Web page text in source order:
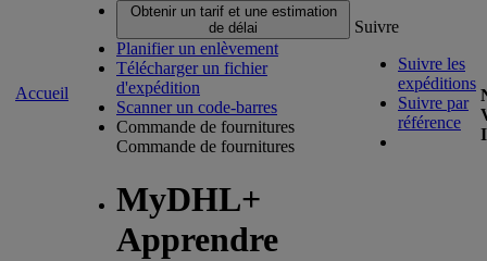
Accueil
Obtenir un tarif et une estimation
de délai
Planifier un enlèvement
Télécharger un fichier
d'expédition
Scanner un code-barres
Commande de fournitures
Commande de fournitures
MyDHL+
Apprendre
Suivre
Suivre les
expéditions
Suivre par
référence